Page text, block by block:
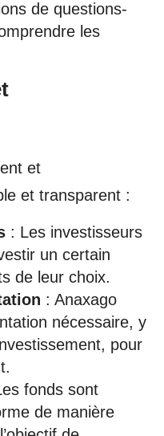
de questions-
les
et
et transparent :
: Les investisseurs
un certain
de leur choix.
: Anaxago
nécessaire, y
pour
fonds sont
de manière